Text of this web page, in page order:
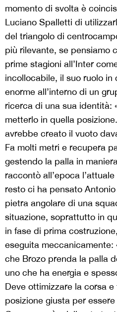
momento di svolta è
Luciano Spalletti di
del triangolo di
più rilevante, se pensiamo
prime stagioni all’Inter
incollocabile, il suo ruolo
enorme all’interno di un
ricerca di una sua identità:
metterlo in quella
avrebbe creato il vuoto
Fa molti metri e recupera
gestendo la palla in
raccontò all’epoca
resto ci ha pensato
pietra angolare di una
situazione, soprattutto in
in fase di prima
eseguita meccanicamente:
che Brozo prenda la palla
uno che ha energia e
Deve ottimizzare la corsa e
posizione giusta per